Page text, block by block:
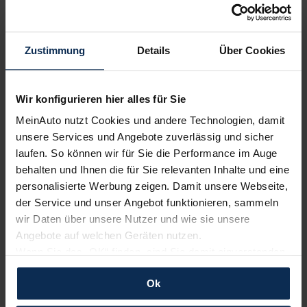
Zustimmung Details Über Cookies
Wir konfigurieren hier alles für Sie
MeinAuto nutzt Cookies und andere Technologien, damit
unsere Services und Angebote zuverlässig und sicher
laufen. So können wir für Sie die Performance im Auge
behalten und Ihnen die für Sie relevanten Inhalte und eine
personalisierte Werbung zeigen. Damit unsere Webseite,
der Service und unser Angebot funktionieren, sammeln
wir Daten über unsere Nutzer und wie sie unsere
Angebote auf welchen Geräten nutzen.
und erlauben uns Cookies für unseren Service zu
verwenden und diese Daten an Dritte weiterzugeben,
etwa an unsere Marketingpartner. Falls Sie dem nicht
Ok
KIA BMW